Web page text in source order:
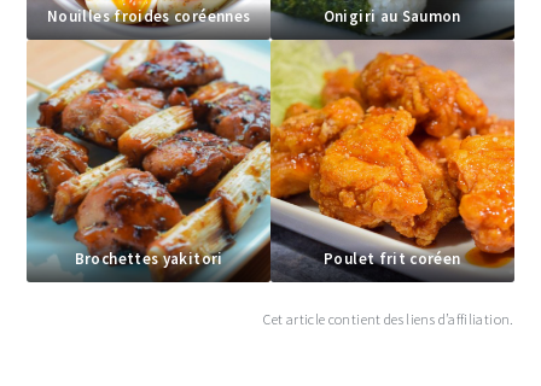
Nouilles froides coréennes Onigiri au Saumon
Brochettes yakitori Poulet frit coréen
Cet article contient des liens d’affiliation.